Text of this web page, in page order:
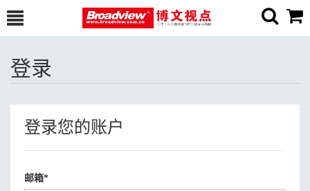
登录
登录您的账户
邮箱*